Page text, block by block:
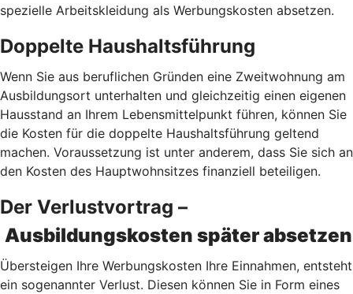
spezielle Arbeitskleidung als Werbungskosten absetzen.
Doppelte Haushaltsführung
Wenn Sie aus beruflichen Gründen eine Zweitwohnung am
Ausbildungsort unterhalten und gleichzeitig einen eigenen
Hausstand an Ihrem Lebensmittelpunkt führen, können Sie
die Kosten für die doppelte Haushaltsführung geltend
machen. Voraussetzung ist unter anderem, dass Sie sich an
den Kosten des Hauptwohnsitzes finanziell beteiligen.
Der Verlustvortrag –
Ausbildungskosten später absetzen
Übersteigen Ihre Werbungskosten Ihre Einnahmen, entsteht
ein sogenannter Verlust. Diesen können Sie in Form eines